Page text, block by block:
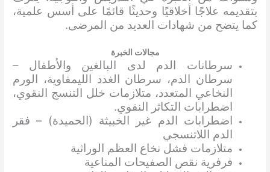
بتقديمه علاجًا أخلاقيًا وحديثًا قائمًا على أسس علمية،
كما يتضح من شهادات العديد من المرضى.
مجالات الخبرة
سرطانات الدم لدى البالغين والأطفال –
سرطان الدم، سرطان الغدد الليمفاوية، الورم
النخاعي المتعدد، متلازمات خلل التنسج النقوي،
اضطرابات التكاثر النقوي.
اضطرابات الدم غير الخبيثة (الحميدة) – فقر
الدم اللاتنسجي
متلازمات فشل نخاع العظم الوراثية
فرفرية نقص الصفيحات المناعية